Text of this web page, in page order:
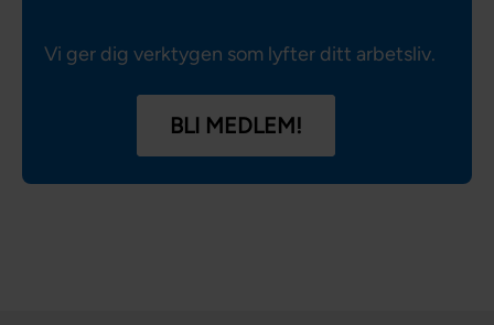
Vi ger dig verktygen som lyfter ditt arbetsliv.
BLI MEDLEM!